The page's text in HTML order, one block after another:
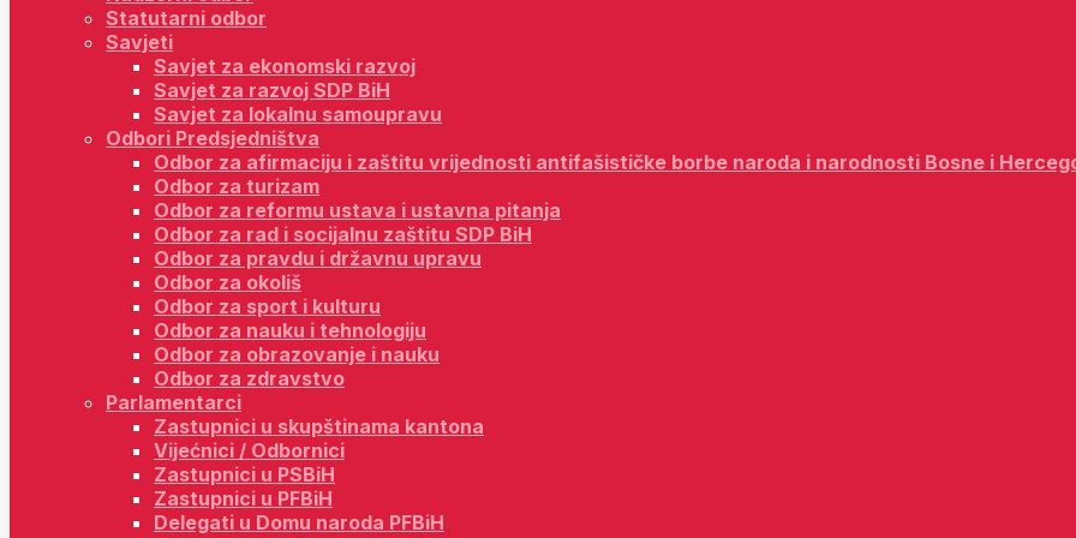
Statutarni odbor
Savjeti
Savjet za ekonomski razvoj
Savjet za razvoj SDP BiH
Savjet za lokalnu samoupravu
Odbori Predsjedništva
Odbor za afirmaciju i zaštitu vrijednosti antifašističke borbe naroda i narodnosti Bosne i
Odbor za turizam
Odbor za reformu ustava i ustavna pitanja
Odbor za rad i socijalnu zaštitu SDP BiH
Odbor za pravdu i državnu upravu
Odbor za okoliš
Odbor za sport i kulturu
Odbor za nauku i tehnologiju
Odbor za obrazovanje i nauku
Odbor za zdravstvo
Parlamentarci
Zastupnici u skupštinama kantona
Vijećnici / Odbornici
Zastupnici u PSBiH
Zastupnici u PFBiH
Delegati u Domu naroda PFBiH